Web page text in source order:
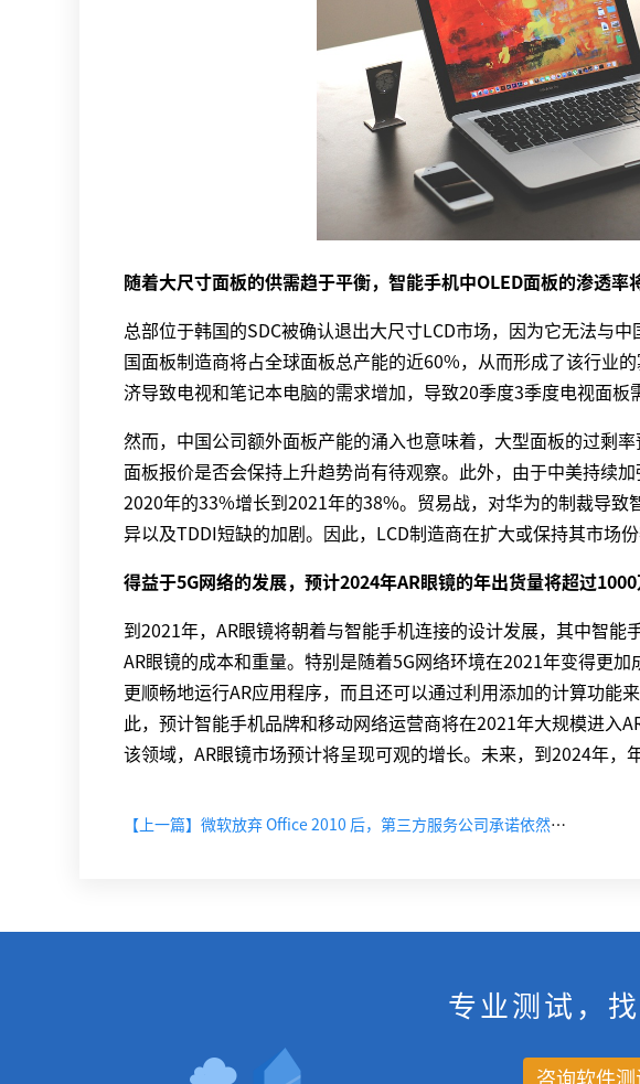
随着大尺寸面板的供需趋于平衡，智能手机中OLED面板的渗透率
总部位于韩国的SDC被确认退出大尺寸LCD市场，因为它无法与
国面板制造商将占全球面板总产能的近60%，从而形成了该行业
济导致电视和笔记本电脑的需求增加，导致20季度3季度电视面板
然而，中国公司额外面板产能的涌入也意味着，大型面板的过剩
面板报价是否会保持上升趋势尚有待观察。此外，由于中美持续
2020年的33%增长到2021年的38%。贸易战，对华为的制裁导
异以及TDDI短缺的加剧。因此，LCD制造商在扩大或保持其市场
得益于5G网络的发展，预计2024年AR眼镜的年出货量将超过
到2021年，AR眼镜将朝着与智能手机连接的设计发展，其中智
AR眼镜的成本和重量。特别是随着5G网络环境在2021年变得更
更顺畅地运行AR应用程序，而且还可以通过利用添加的计算功能
此，预计智能手机品牌和移动网络运营商将在2021年大规模进入
该领域，AR眼镜市场预计将呈现可观的增长。未来，到2024年，
【上一篇】微软放弃 Office 2010 后，第三方服务公司承诺依然将提供安全补丁
专业测试，
咨询软件